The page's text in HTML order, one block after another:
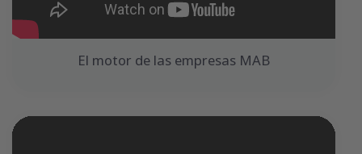
El motor de las empresas MAB